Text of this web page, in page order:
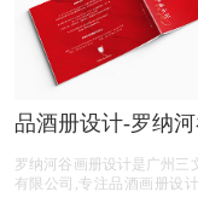
品酒册设计-罗纳
罗纳河谷画册设计是广州三
有限公司,专注品酒画册设计